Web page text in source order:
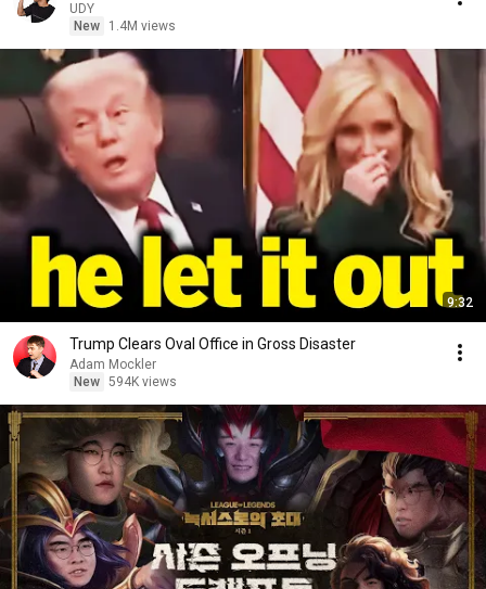
UDY
New
1.4M views
9:32
Trump Clears Oval Office in Gross Disaster
Adam Mockler
New 594K views